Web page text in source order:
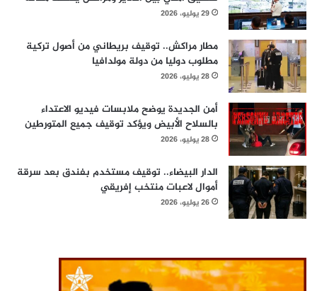
29 يوليو، 2026
مطار مراكش.. توقيف بريطاني من أصول تركية
مطلوب دوليا من دولة مولدافيا
28 يوليو، 2026
أمن الجديدة يوضح ملابسات فيديو الاعتداء
بالسلاح الأبيض ويؤكد توقيف جميع المتورطين
28 يوليو، 2026
الدار البيضاء.. توقيف مستخدم بفندق بعد سرقة
أموال لاعبات منتخب إفريقي
26 يوليو، 2026